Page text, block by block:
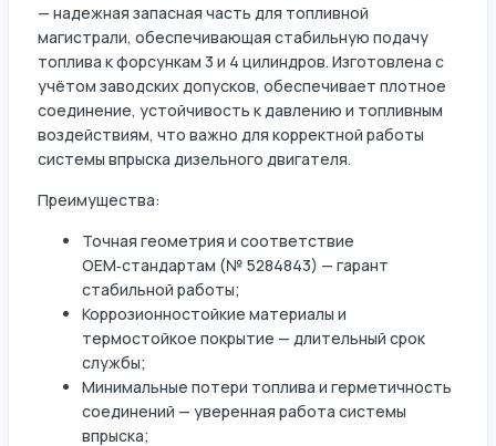
— надежная запасная часть для топливной
магистрали, обеспечивающая стабильную подачу
топлива к форсункам 3 и 4 цилиндров. Изготовлена с
учётом заводских допусков, обеспечивает плотное
соединение, устойчивость к давлению и топливным
воздействиям, что важно для корректной работы
системы впрыска дизельного двигателя.
Преимущества:
Точная геометрия и соответствие
OEM‑стандартам (№ 5284843) — гарант
стабильной работы;
Коррозионностойкие материалы и
термостойкое покрытие — длительный срок
службы;
Минимальные потери топлива и герметичность
соединений — уверенная работа системы
впрыска;